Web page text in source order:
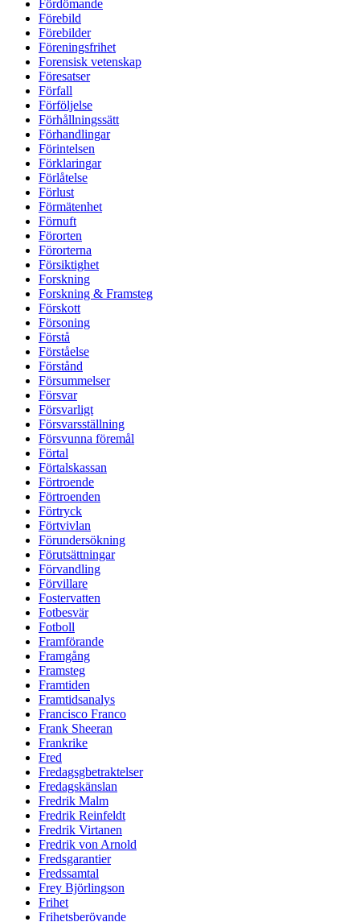
Fördömande
Förebild
Förebilder
Föreningsfrihet
Forensisk vetenskap
Föresatser
Förfall
Förföljelse
Förhållningssätt
Förhandlingar
Förintelsen
Förklaringar
Förlåtelse
Förlust
Förmätenhet
Förnuft
Förorten
Förorterna
Försiktighet
Forskning
Forskning & Framsteg
Förskott
Försoning
Förstå
Förståelse
Förstånd
Försummelser
Försvar
Försvarligt
Försvarsställning
Försvunna föremål
Förtal
Förtalskassan
Förtroende
Förtroenden
Förtryck
Förtvivlan
Förundersökning
Förutsättningar
Förvandling
Förvillare
Fostervatten
Fotbesvär
Fotboll
Framförande
Framgång
Framsteg
Framtiden
Framtidsanalys
Francisco Franco
Frank Sheeran
Frankrike
Fred
Fredagsgbetraktelser
Fredagskänslan
Fredrik Malm
Fredrik Reinfeldt
Fredrik Virtanen
Fredrik von Arnold
Fredsgarantier
Fredssamtal
Frey Björlingson
Frihet
Frihetsberövande